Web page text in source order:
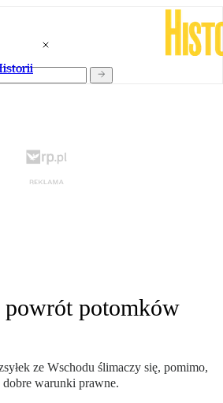
powrót potomków
ze Wschodu ślimaczy się, pomimo,
dobre warunki prawne.